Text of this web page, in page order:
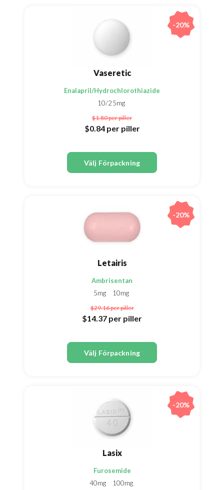
Vaseretic
Enalapril/Hydrochlorothiazide
10/25mg
$1.80per piller
$0.84 per piller
Välj Förpackning
-20%
Letairis
Ambrisentan
5mg
10mg
$29.16per piller
$14.37 per piller
Välj Förpackning
-20%
Lasix
Furosemide
40mg
100mg
-20%